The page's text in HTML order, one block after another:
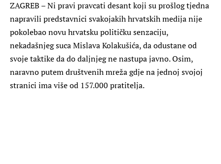
ZAGREB – Ni pravi pravcati desant koji su prošlog tjedna
napravili predstavnici svakojakih hrvatskih medija nije
pokolebao novu hrvatsku političku senzaciju,
nekadašnjeg suca Mislava Kolakušića, da odustane od
svoje taktike da do daljnjeg ne nastupa javno. Osim,
naravno putem društvenih mreža gdje na jednoj svojoj
stranici ima više od 157.000 pratitelja.